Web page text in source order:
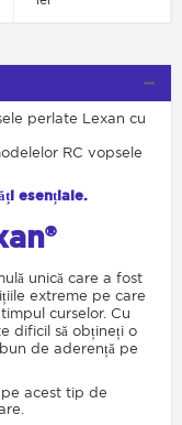
perlate Lexan cu
RC vopsele
esențiale.
unică care a fost
extreme pe care
curselor. Cu
dificil să obțineți o
de aderență pe
acest tip de